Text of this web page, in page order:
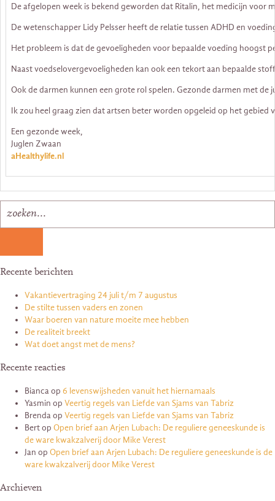
De afgelopen week is bekend geworden dat Ritalin, het medicijn voor
De wetenschapper Lidy Pelsser heeft de relatie tussen ADHD en
Het probleem is dat de gevoeligheden voor bepaalde voeding hoogst
Naast voedselovergevoeligheden kan ook een tekort aan bepaalde
Ook de darmen kunnen een grote rol spelen. Gezonde darmen met
Ik zou heel graag zien dat artsen beter worden opgeleid op het
Een gezonde week,
Juglen Zwaan
aHealthylife.nl
Recente berichten
Vakantievertraging 24 juli t/m 7 augustus
De stilte tussen vaders en zonen
Waar boeren van nature moeite mee hebben
De realiteit breekt
Wat doet angst met de mens?
Recente reacties
Biancaop 6 levenswijsheden vanuit het hiernamaals
Yasmin op Veertig regels van Liefde van Sjams van Tabriz
Brendaop Veertig regels van Liefde van Sjams van Tabriz
Bertop Open brief aan Arjen Lubach: De reguliere geneeskunde is
de ware kwakzalverij door Mike Verest
Jan op Open brief aan Arjen Lubach: De reguliere geneeskunde is de
ware kwakzalverij door Mike Verest
Archieven